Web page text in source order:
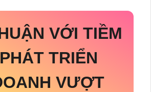
VỚI TIỀM
TRIỂN
VƯỢT